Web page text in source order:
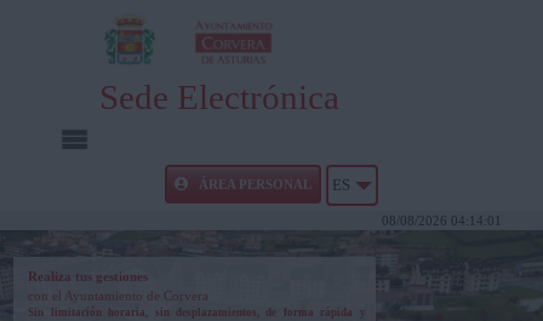
Sede Electrónica
INICIO
CARPETA CIUDADANA
ÁREA PERSONAL ES
08/08/2026 04:14:01
Realiza tus gestiones
con el Ayuntamiento de Corvera
Sin limitación horaria, sin desplazamientos, de forma rápida y